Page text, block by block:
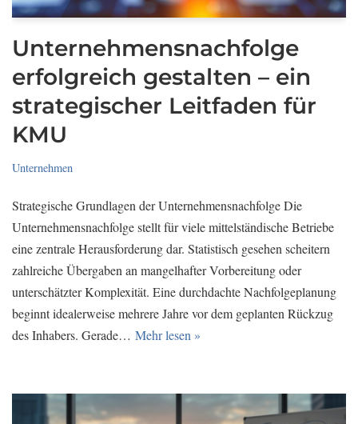
Unternehmensnachfolge
erfolgreich gestalten – ein
strategischer Leitfaden für
KMU
Unternehmen
Strategische Grundlagen der Unternehmensnachfolge Die
Unternehmensnachfolge stellt für viele mittelständische Betriebe
eine zentrale Herausforderung dar. Statistisch gesehen scheitern
zahlreiche Übergaben an mangelhafter Vorbereitung oder
unterschätzter Komplexität. Eine durchdachte Nachfolgeplanung
beginnt idealerweise mehrere Jahre vor dem geplanten Rückzug
des Inhabers. Gerade… Mehr lesen »